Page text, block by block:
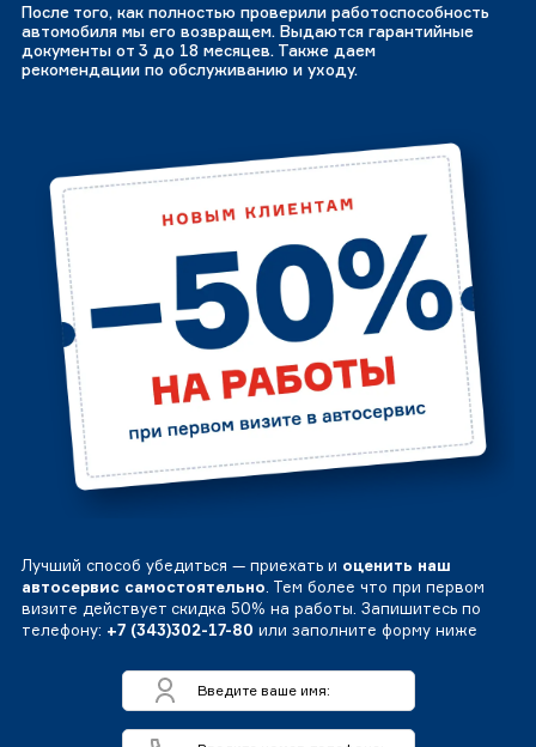
После того, как полностью проверили работоспособность
автомобиля мы его возвращем. Выдаются гарантийные
документы от 3 до 18 месяцев. Также даем
рекомендации по обслуживанию и уходу.
Лучший способ убедиться — приехать и оценить наш
автосервис самостоятельно . Тем более что при первом
визите действует скидка 50% на работы. Запишитесь по
телефону: +7 (343)302-17-80 или заполните форму ниже